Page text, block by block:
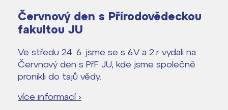
Červnový den s Přírodovědeckou
fakultou JU
Ve středu 24. 6. jsme se s 6.V a 2.r vydali na
Červnový den s PřF JU, kde jsme společně
pronikli do tajů vědy.
více informací ›
Lidé často hledají
Proč se stát studentem Gymnázia
Kontakt